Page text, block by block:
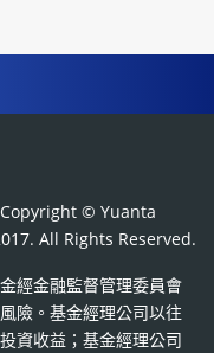
Copyright © Yuanta
All Rights Reserved.
經金融監督管理委員會
險。基金經理公司以往
資收益；基金經理公司